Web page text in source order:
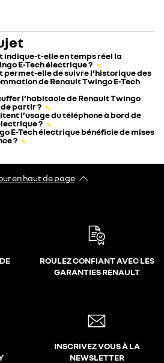
indique-t-elle en temps réel la
E-Tech électrique ?
permet-elle de suivre l’historique des
de Renault Twingo E-Tech
l’habitacle de Renault Twingo
partir ?
l’usage du téléphone à bord de
?
E-Tech électrique bénéficie de mises
?
en haut de page
ROULEZ CONFIANT AVEC LES
GARANTIES RENAULT
INSCRIVEZ VOUS À LA
NEWSLETTER